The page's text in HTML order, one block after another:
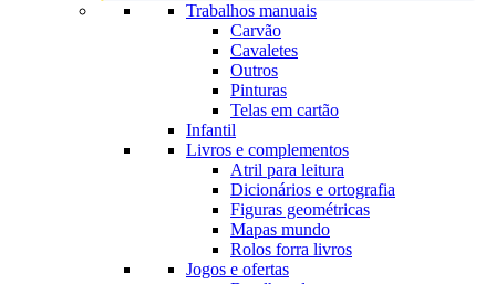
Trabalhos manuais
Carvão
Cavaletes
Outros
Pinturas
Telas em cartão
Infantil
Livros e complementos
Atril para leitura
Dicionários e ortografia
Figuras geométricas
Mapas mundo
Rolos forra livros
Jogos e ofertas